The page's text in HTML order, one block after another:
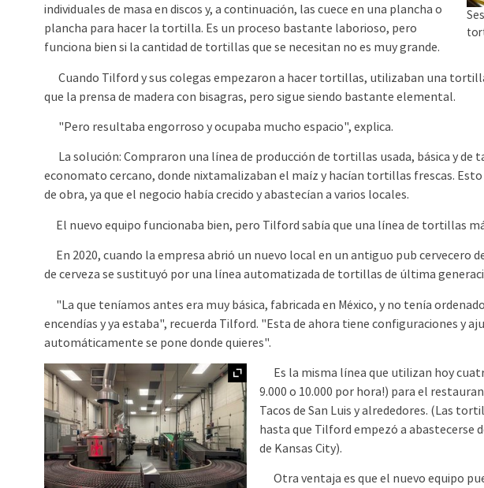
individuales de masa en discos y, a continuación, las cuece en una plancha o
plancha para hacer la tortilla. Es un proceso bastante laborioso, pero
funciona bien si la cantidad de tortillas que se necesitan no es muy grande.
Cuando Tilford y sus colegas empezaron a hacer tortillas, utilizaban una
que la prensa de madera con bisagras, pero sigue siendo bastante elemental.
"Pero resultaba engorroso y ocupaba mucho espacio", explica.
La solución: Compraron una línea de producción de tortillas usada, básica y de
economato cercano, donde nixtamalizaban el maíz y hacían tortillas frescas.
de obra, ya que el negocio había crecido y abastecían a varios locales.
El nuevo equipo funcionaba bien, pero Tilford sabía que una línea de tortillas
En 2020, cuando la empresa abrió un nuevo local en un antiguo pub cervecero
de cerveza se sustituyó por una línea automatizada de tortillas de última
"La que teníamos antes era muy básica, fabricada en México, y no tenía
encendías y ya estaba", recuerda Tilford. "Esta de ahora tiene configuraciones y
automáticamente se pone donde quieres".
Ampliar
Es la misma línea que utilizan hoy
9.000 o 10.000 por hora!) para el
Tacos de San Luis y alrededores. (Las
hasta que Tilford empezó a
de Kansas City).
Otra ventaja es que el nuevo equipo